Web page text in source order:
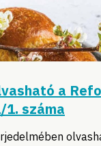
a
száma